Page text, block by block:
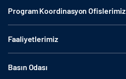
Program Koordinasyon Ofislerimiz
Faaliyetlerimiz
Basın Odası